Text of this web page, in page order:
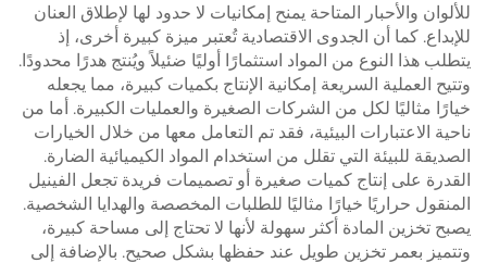
للألوان والأحبار المتاحة يمنح إمكانيات لا حدود لها لإطلاق العنان
للإبداع. كما أن الجدوى الاقتصادية تُعتبر ميزة كبيرة أخرى، إذ
يتطلب هذا النوع من المواد استثمارًا أوليًا ضئيلاً ويُنتج هدرًا محدودًا.
وتتيح العملية السريعة إمكانية الإنتاج بكميات كبيرة، مما يجعله
خيارًا مثاليًا لكل من الشركات الصغيرة والعمليات الكبيرة. أما من
ناحية الاعتبارات البيئية، فقد تم التعامل معها من خلال الخيارات
الصديقة للبيئة التي تقلل من استخدام المواد الكيميائية الضارة.
القدرة على إنتاج كميات صغيرة أو تصميمات فريدة تجعل الفينيل
المنقول حراريًا خيارًا مثاليًا للطلبات المخصصة والهدايا الشخصية.
يصبح تخزين المادة أكثر سهولة لأنها لا تحتاج إلى مساحة كبيرة،
وتتميز بعمر تخزين طويل عند حفظها بشكل صحيح. بالإضافة إلى